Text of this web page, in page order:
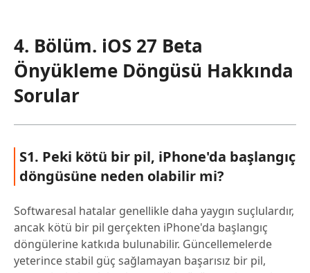
4. Bölüm. iOS 27 Beta
Önyükleme Döngüsü Hakkında
Sorular
S1. Peki kötü bir pil, iPhone'da başlangıç
döngüsüne neden olabilir mi?
Softwaresal hatalar genellikle daha yaygın suçlulardır,
ancak kötü bir pil gerçekten iPhone'da başlangıç
döngülerine katkıda bulunabilir. Güncellemelerde
yeterince stabil güç sağlamayan başarısız bir pil,